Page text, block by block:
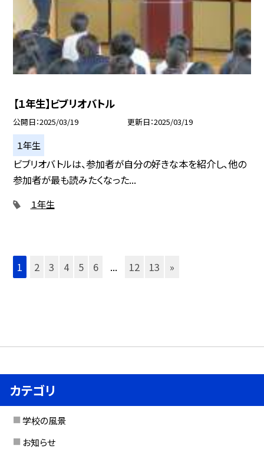
【１年生】ビブリオバトル
公開日 2025/03/19 更新日 2025/03/19
１年生
ビブリオバトルは、参加者が自分の好きな本を紹介し、他の
参加者が最も読みたくなった...
１年生
1 2 3 4 5 6 ... 12 13 »
カテゴリ
学校の風景
お知らせ